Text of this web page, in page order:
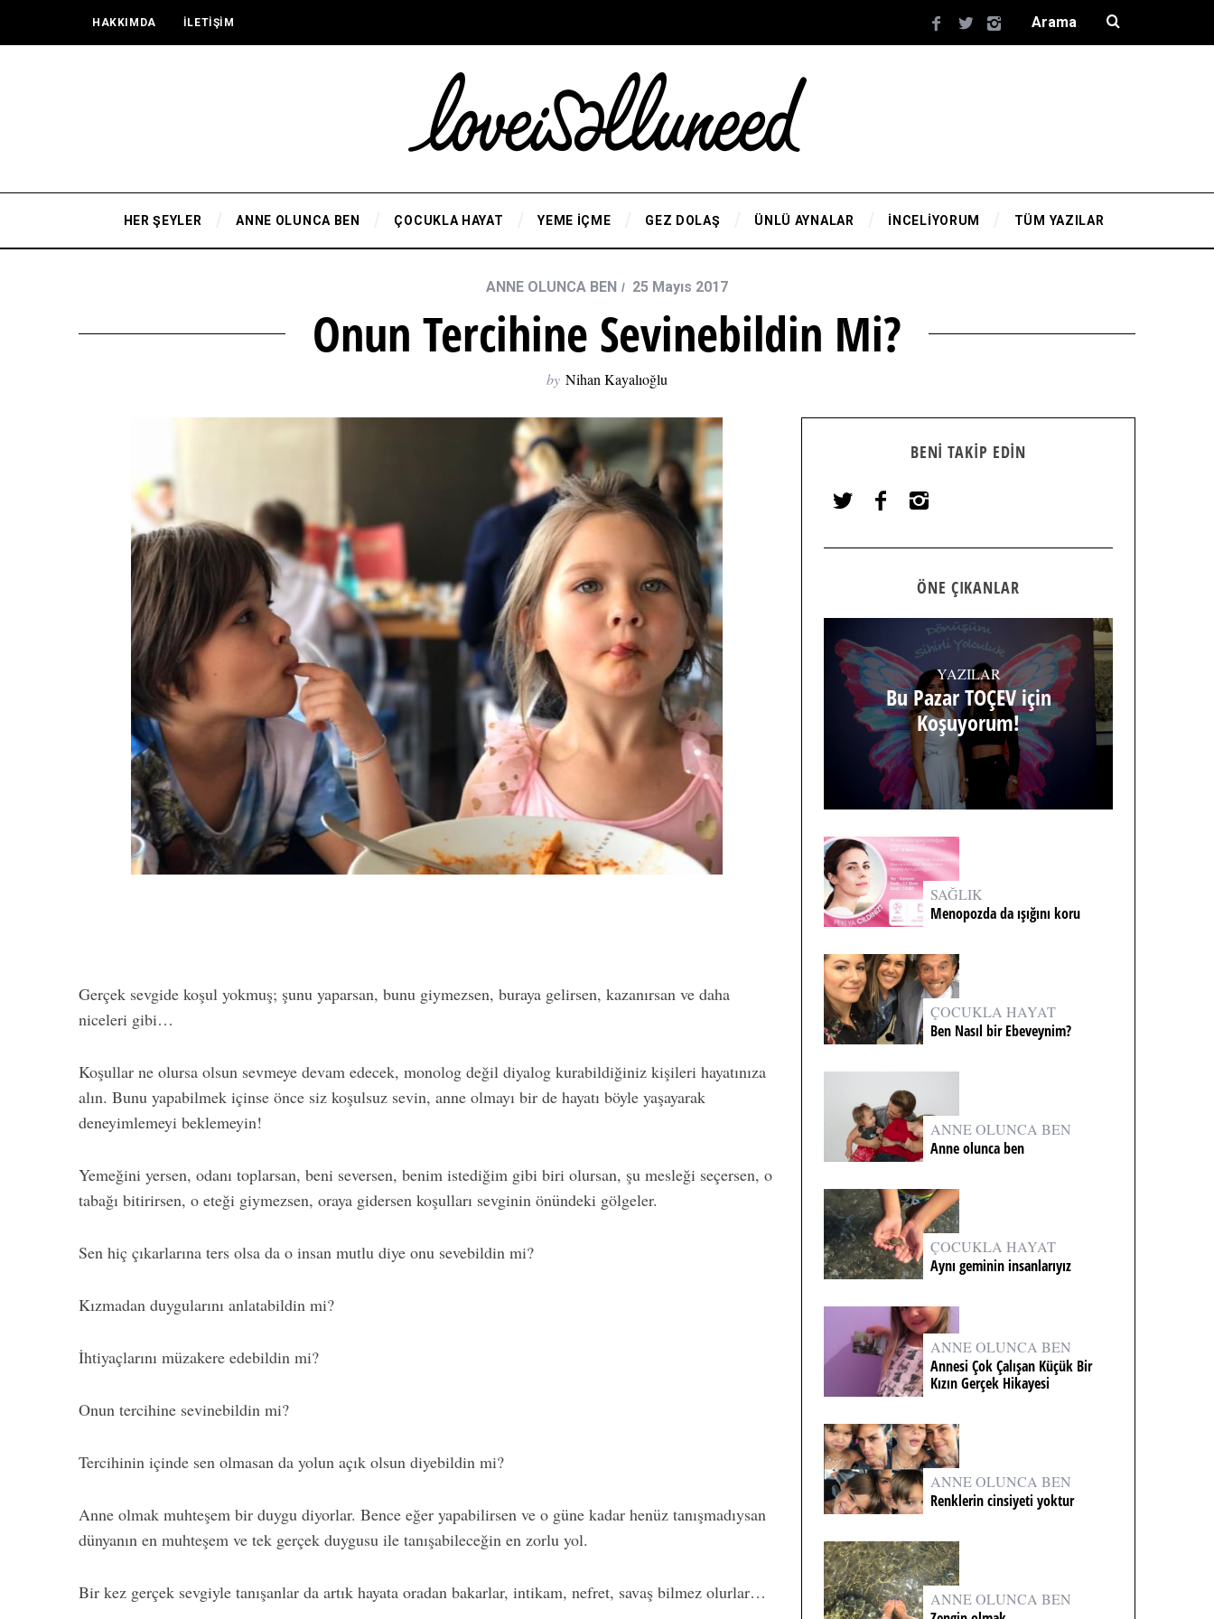
HAKKIMDA İLETİŞİM
HER ŞEYLER ANNE OLUNCA BEN ÇOCUKLA HAYAT YEME İÇME GEZ DOLAŞ ÜNLÜ AYNALAR İNCELİYORUM TÜM YAZILAR
ANNE OLUNCA BEN 25 Mayıs 2017
Onun Tercihine Sevinebildin Mi?
by Nihan Kayalıoğlu
Gerçek sevgide koşul yokmuş; şunu yaparsan, bunu giymezsen, buraya gelirsen, kazanırsan ve daha
niceleri gibi…
Koşullar ne olursa olsun sevmeye devam edecek, monolog değil diyalog kurabildiğiniz kişileri hayatınıza
alın. Bunu yapabilmek içinse önce siz koşulsuz sevin, anne olmayı bir de hayatı böyle yaşayarak
deneyimlemeyi beklemeyin!
Yemeğini yersen, odanı toplarsan, beni seversen, benim istediğim gibi biri olursan, şu mesleği seçersen, o
tabağı bitirirsen, o eteği giymezsen, oraya gidersen koşulları sevginin önündeki gölgeler.
Sen hiç çıkarlarına ters olsa da o insan mutlu diye onu sevebildin mi?
Kızmadan duygularını anlatabildin mi?
İhtiyaçlarını müzakere edebildin mi?
Onun tercihine sevinebildin mi?
Tercihinin içinde sen olmasan da yolun açık olsun diyebildin mi?
Anne olmak muhteşem bir duygu diyorlar. Bence eğer yapabilirsen ve o güne kadar henüz tanışmadıysan
dünyanın en muhteşem ve tek gerçek duygusu ile tanışabileceğin en zorlu yol.
Bir kez gerçek sevgiyle tanışanlar da artık hayata oradan bakarlar, intikam, nefret, savaş bilmez olurlar…
BENI TAKIP EDIN
ÖNE ÇIKANLAR
YAZILAR
Bu Pazar TOÇEV için
Koşuyorum!
SAĞLIK
Menopozda da ışığını koru
ÇOCUKLA HAYAT
Ben Nasıl bir Ebeveynim?
ANNE OLUNCA BEN
Anne olunca ben
ÇOCUKLA HAYAT
Aynı geminin insanlarıyız
ANNE OLUNCA BEN
Annesi Çok Çalışan Küçük Bir
Kızın Gerçek Hikayesi
ANNE OLUNCA BEN
Renklerin cinsiyeti yoktur
ANNE OLUNCA BEN